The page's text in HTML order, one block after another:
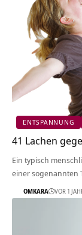
ENTSPANNUNG
41 Lachen
Ein typisch
einer sogenannten
OMKARA VOR 1